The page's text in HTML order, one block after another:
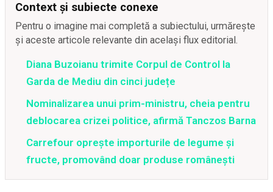
Context și subiecte conexe
Pentru o imagine mai completă a subiectului, urmărește
și aceste articole relevante din același flux editorial.
Diana Buzoianu trimite Corpul de Control la
Garda de Mediu din cinci județe
Nominalizarea unui prim-ministru, cheia pentru
deblocarea crizei politice, afirmă Tanczos Barna
Carrefour oprește importurile de legume și
fructe, promovând doar produse românești